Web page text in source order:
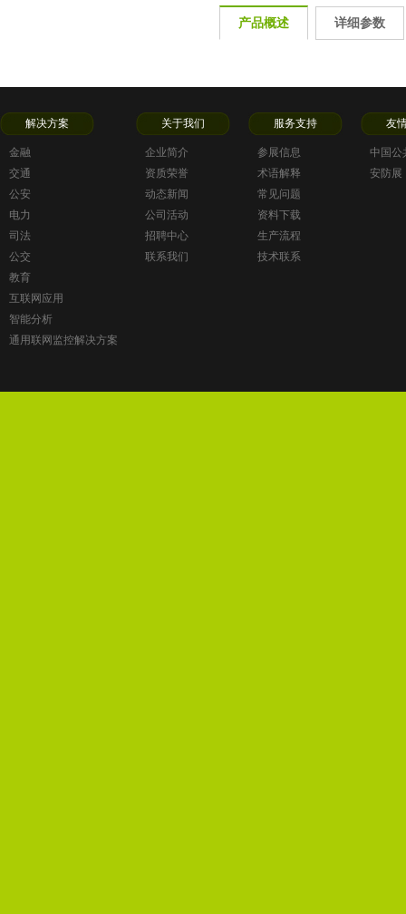
产品概述 详细参数
解决方案 关于我们 服务支持 友
金融
交通
公安
电力
司法
公交
教育
互联网应用
智能分析
通用联网监控解决方案
企业简介
资质荣誉
动态新闻
公司活动
招聘中心
联系我们
参展信息
术语解释
常见问题
资料下载
生产流程
技术联系
中国公
安防展